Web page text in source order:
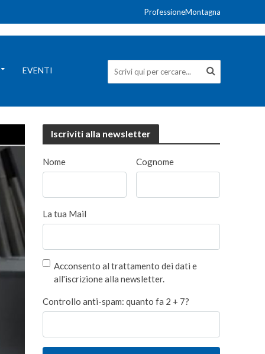
ProfessioneMontagna
EVENTI
Iscriviti alla newsletter
Nome Cognome
La tua Mail
Acconsento al trattamento dei dati e
all'iscrizione alla newsletter.
Controllo anti-spam: quanto fa 2 + 7?